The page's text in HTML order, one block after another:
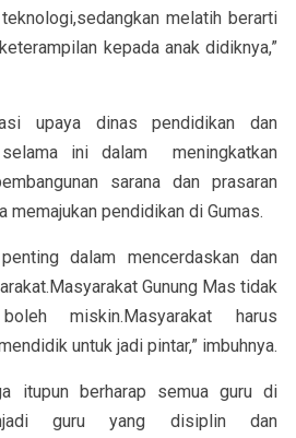
melatih berarti
kepada anak didiknya,”
upaya dinas pendidikan dan
selama ini dalam meningkatkan
sarana dan prasaran
memajukan pendidikan di Gumas.
dalam mencerdaskan dan
Gunung Mas tidak
miskin.Masyarakat harus
untuk jadi pintar,” imbuhnya.
itupun berharap semua guru di
guru yang disiplin dan